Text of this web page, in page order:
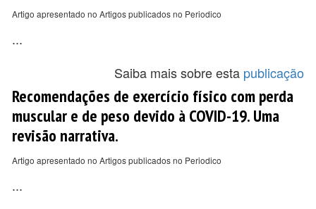
Artigo apresentado no Artigos publicados no Periodico
...
Saiba mais sobre esta publicação
Recomendações de exercício físico com perda
muscular e de peso devido à COVID-19. Uma
revisão narrativa.
Artigo apresentado no Artigos publicados no Periodico
...